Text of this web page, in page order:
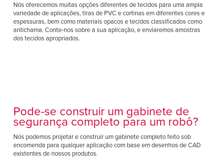
Nós oferecemos muitas opções diferentes de tecidos para uma ampla
variedade de aplicações, tiras de PVC e cortinas em diferentes cores e
espessuras, bem como materiais opacos e tecidos classificados como
antichama. Conte-nos sobre a sua aplicação, e enviaremos amostras
dos tecidos apropriados.
Pode-se construir um gabinete de
segurança completo para um robô?
Nós podemos projetar e construir um gabinete completo feito sob
encomenda para qualquer aplicação com base em desenhos de CAD
existentes de nossos produtos.